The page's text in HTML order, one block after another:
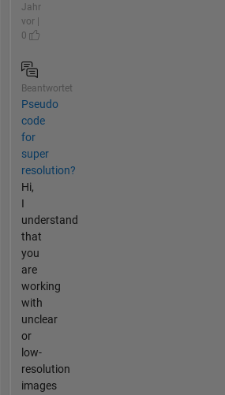
Jahr
vor |
0
Beantwortet
Pseudo
code
for
super
resolution?
Hi,
I
understand
that
you
are
working
with
unclear
or
low-
resolution
images